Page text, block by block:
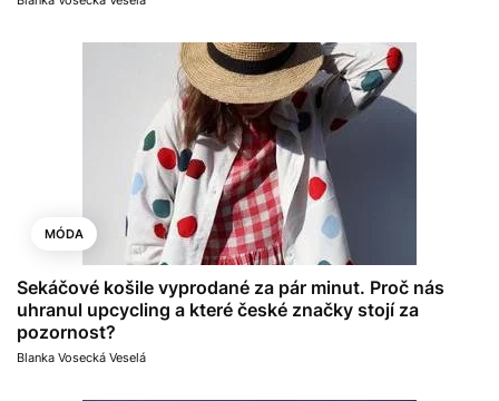
MÓDA
Sekáčové košile vyprodané za pár minut. Proč nás
uhranul upcycling a které české značky stojí za
pozornost?
Blanka Vosecká Veselá